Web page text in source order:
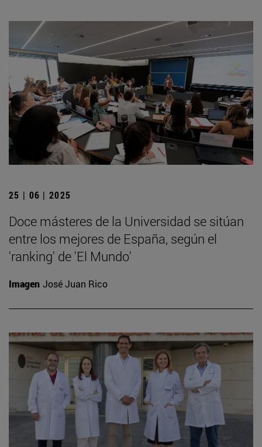
25 | 06 | 2025
Doce másteres de la Universidad se sitúan
entre los mejores de España, según el
'ranking' de 'El Mundo'
Imagen José Juan Rico